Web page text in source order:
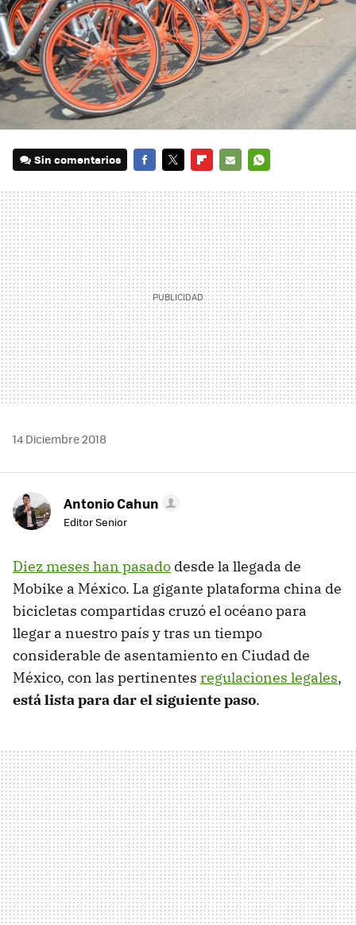
Sin comentarios
MAIL
14 Diciembre 2018
Antonio Cahun
Editor Senior
Diez meses han pasado desde la llegada de
Mobike a México. La gigante plataforma china de
bicicletas compartidas cruzó el océano para
llegar a nuestro país y tras un tiempo
considerable de asentamiento en Ciudad de
México, con las pertinentes regulaciones legales,
está lista para dar el siguiente paso.